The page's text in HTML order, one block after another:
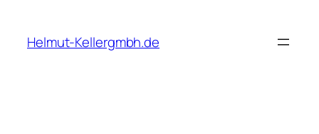
content
Helmut-Kellergmbh.de